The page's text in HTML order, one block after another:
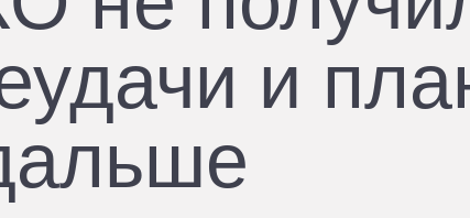
и